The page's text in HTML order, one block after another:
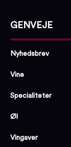
GENVEJE
Nyhedsbrev
Vine
Specialiteter
Øl
Vingaver